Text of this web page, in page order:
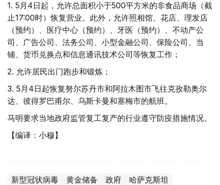
1. 5月4日起，允许总面积小于500平方米的非食品商场（截
止17:00时）恢复营业。此外，允许照相馆、花店、理发店
（预约）、医疗中心（预约）、牙医（预约）、不动产公
司、广告公司、法务公司、小型金融公司、保险公司、当
铺、货币兑换点和信息通讯技术公司等恢复工作；
2. 允许居民出门跑步和锻炼；
3. 5月4日起恢复努尔苏丹市和阿拉木图市飞往克孜勒奥尔
达、彼得罗巴甫尔、乌斯卡曼和塞梅市的航班。
马明要求当地政府监管复工复产的行业遵守防疫措施情况。
【编译：小穆】
新型冠状病毒 黄金储备 政府 哈萨克斯坦